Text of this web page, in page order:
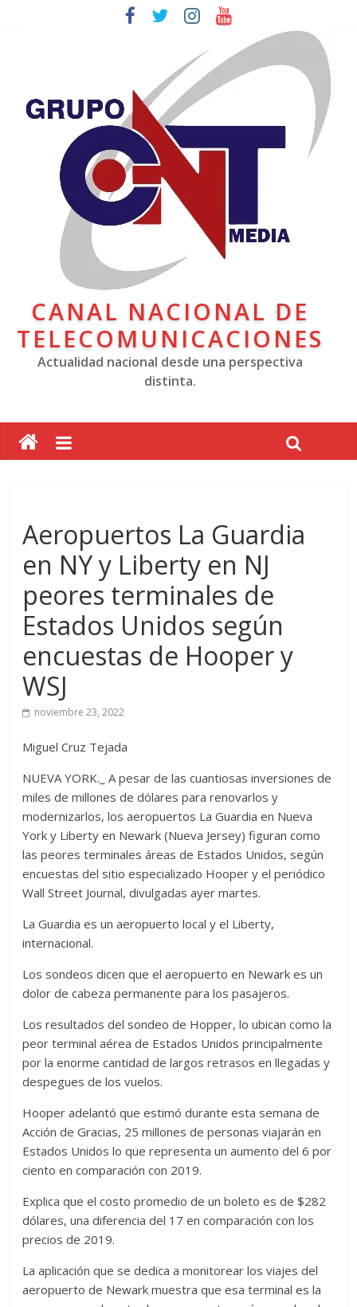
CANAL NACIONAL DE
TELECOMUNICACIONES
Actualidad nacional desde una perspectiva
distinta.
Aeropuertos La Guardia
en NY y Liberty en NJ
peores terminales de
Estados Unidos según
encuestas de Hooper y
WSJ
noviembre 23, 2022
Miguel Cruz Tejada
NUEVA YORK._ A pesar de las cuantiosas inversiones de
miles de millones de dólares para renovarlos y
modernizarlos, los aeropuertos La Guardia en Nueva
York y Liberty en Newark (Nueva Jersey) figuran como
las peores terminales áreas de Estados Unidos, según
encuestas del sitio especializado Hooper y el periódico
Wall Street Journal, divulgadas ayer martes.
La Guardia es un aeropuerto local y el Liberty,
internacional.
Los sondeos dicen que el aeropuerto en Newark es un
dolor de cabeza permanente para los pasajeros.
Los resultados del sondeo de Hopper, lo ubican como la
peor terminal aérea de Estados Unidos principalmente
por la enorme cantidad de largos retrasos en llegadas y
despegues de los vuelos.
Hooper adelantó que estimó durante esta semana de
Acción de Gracias, 25 millones de personas viajarán en
Estados Unidos lo que representa un aumento del 6 por
ciento en comparación con 2019.
Explica que el costo promedio de un boleto es de $282
dólares, una diferencia del 17 en comparación con los
precios de 2019.
La aplicación que se dedica a monitorear los viajes del
aeropuerto de Newark muestra que esa terminal es la